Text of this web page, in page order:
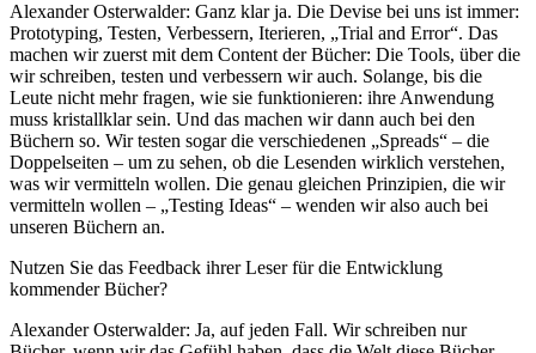
Alexander Osterwalder: Ganz klar ja. Die Devise bei uns ist immer:
Prototyping, Testen, Verbessern, Iterieren, „Trial and Error“. Das
machen wir zuerst mit dem Content der Bücher: Die Tools, über die
wir schreiben, testen und verbessern wir auch. Solange, bis die
Leute nicht mehr fragen, wie sie funktionieren: ihre Anwendung
muss kristallklar sein. Und das machen wir dann auch bei den
Büchern so. Wir testen sogar die verschiedenen „Spreads“ – die
Doppelseiten – um zu sehen, ob die Lesenden wirklich verstehen,
was wir vermitteln wollen. Die genau gleichen Prinzipien, die wir
vermitteln wollen – „Testing Ideas“ – wenden wir also auch bei
unseren Büchern an.
Nutzen Sie das Feedback ihrer Leser für die Entwicklung
kommender Bücher?
Alexander Osterwalder: Ja, auf jeden Fall. Wir schreiben nur